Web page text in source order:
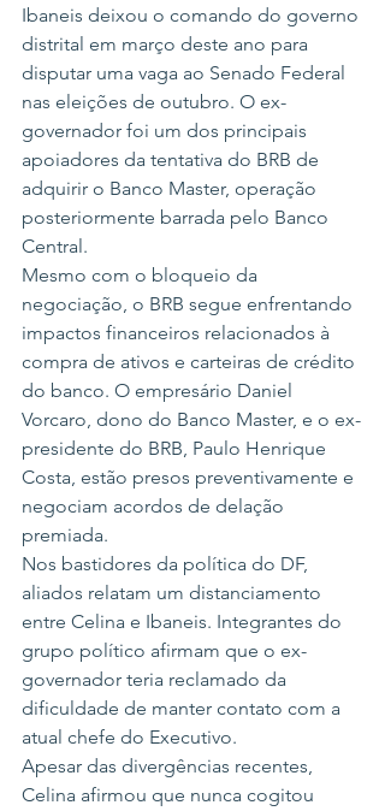
Ibaneis deixou o comando do governo
distrital em março deste ano para
disputar uma vaga ao Senado Federal
nas eleições de outubro. O ex-
governador foi um dos principais
apoiadores da tentativa do BRB de
adquirir o Banco Master, operação
posteriormente barrada pelo Banco
Central.
Mesmo com o bloqueio da
negociação, o BRB segue enfrentando
impactos financeiros relacionados à
compra de ativos e carteiras de crédito
do banco. O empresário Daniel
Vorcaro, dono do Banco Master, e o ex-
presidente do BRB, Paulo Henrique
Costa, estão presos preventivamente e
negociam acordos de delação
premiada.
Nos bastidores da política do DF,
aliados relatam um distanciamento
entre Celina e Ibaneis. Integrantes do
grupo político afirmam que o ex-
governador teria reclamado da
dificuldade de manter contato com a
atual chefe do Executivo.
Apesar das divergências recentes,
Celina afirmou que nunca cogitou